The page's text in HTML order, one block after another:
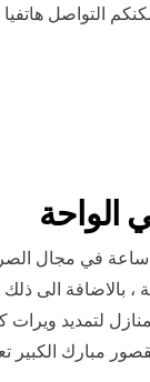
التواصل
، بالاضافة
لتمديد ويرات
مبارك